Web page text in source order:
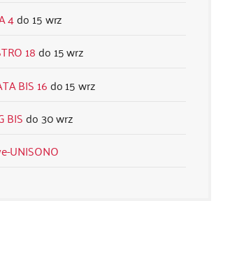
4
15 wrz
18
15 wrz
BIS 16
15 wrz
BIS
30 wrz
UNISONO